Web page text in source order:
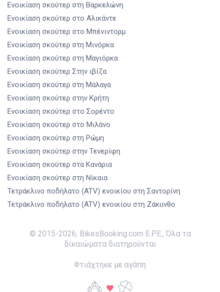
Ενοικίαση σκούτερ στη Βαρκελώνη
Ενοικίαση σκούτερ στο Αλικάντε
Ενοικίαση σκούτερ στο Μπένιντορμ
Ενοικίαση σκούτερ στη Μινόρκα
Ενοικίαση σκούτερ στη Μαγιόρκα
Ενοικίαση σκούτερ Στην ιβίζα
Ενοικίαση σκούτερ στη Μάλαγα
Ενοικίαση σκούτερ στην Κρήτη
Ενοικίαση σκούτερ στο Σορέντο
Ενοικίαση σκούτερ στο Μιλάνο
Ενοικίαση σκούτερ στη Ρώμη
Ενοικίαση σκούτερ στην Τενερίφη
Ενοικίαση σκούτερ στα Κανάρια
Ενοικίαση σκούτερ στη Νίκαια
Τετράκλινο ποδήλατο (ATV) ενοικίου στη Σαντορίνη
Τετράκλινο ποδήλατο (ATV) ενοικίου στη Ζάκυνθο
© 2015-2026, BikesBooking.com E.P.E.,Όλα τα
δικαιώματα διατηρούνται
Φτιάχτηκε με αγάπη